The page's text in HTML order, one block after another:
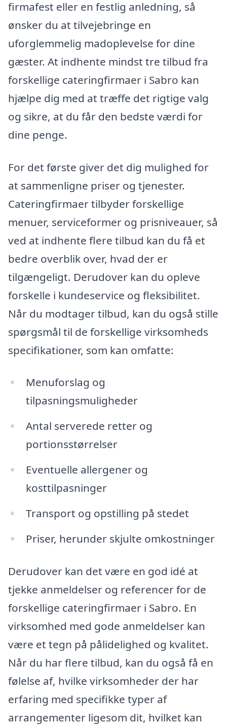
firmafest eller en festlig anledning, så
ønsker du at tilvejebringe en
uforglemmelig madoplevelse for dine
gæster. At indhente mindst tre tilbud fra
forskellige cateringfirmaer i Sabro kan
hjælpe dig med at træffe det rigtige valg
og sikre, at du får den bedste værdi for
dine penge.
For det første giver det dig mulighed for
at sammenligne priser og tjenester.
Cateringfirmaer tilbyder forskellige
menuer, serviceformer og prisniveauer, så
ved at indhente flere tilbud kan du få et
bedre overblik over, hvad der er
tilgængeligt. Derudover kan du opleve
forskelle i kundeservice og fleksibilitet.
Når du modtager tilbud, kan du også stille
spørgsmål til de forskellige virksomheds
specifikationer, som kan omfatte:
Menuforslag og
tilpasningsmuligheder
Antal serverede retter og
portionsstørrelser
Eventuelle allergener og
kosttilpasninger
Transport og opstilling på stedet
Priser, herunder skjulte omkostninger
Derudover kan det være en god idé at
tjekke anmeldelser og referencer for de
forskellige cateringfirmaer i Sabro. En
virksomhed med gode anmeldelser kan
være et tegn på pålidelighed og kvalitet.
Når du har flere tilbud, kan du også få en
følelse af, hvilke virksomheder der har
erfaring med specifikke typer af
arrangementer ligesom dit, hvilket kan